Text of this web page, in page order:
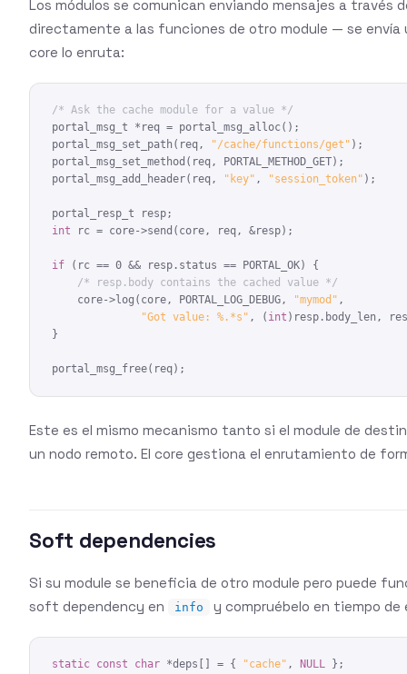
Los módulos se comunican enviando mensajes a través
directamente a las funciones de otro module — se envía
core lo enruta:
/* Ask the cache module for a value */
portal_msg_t *req = portal_msg_alloc();
portal_msg_set_path(req,
"/cache/functions/get" );
portal_msg_set_method(req, PORTAL_METHOD_GET);
portal_msg_add_header(req,
"key" , "session_token" );
int rc = core->send(core, req, &resp);
if (rc == 0 && resp.status == PORTAL_OK) {
/* resp.body contains the cached value */
    core->log(core, PORTAL_LOG_DEBUG,
"mymod" ,
"Got value: %.*s" , ( int )resp.body_len,
}
portal_msg_free(req);
Este es el mismo mecanismo tanto si el module de
un nodo remoto. El core gestiona el enrutamiento de
Soft dependencies
Si su module se beneficia de otro module pero puede
soft dependency en
info y compruébelo en tiempo de
static const char *deps[] = { "cache" , NULL };